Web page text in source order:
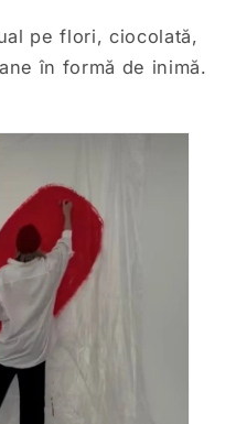
pe flori, ciocolată,
în formă de inimă.